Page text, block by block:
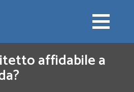
affidabile a